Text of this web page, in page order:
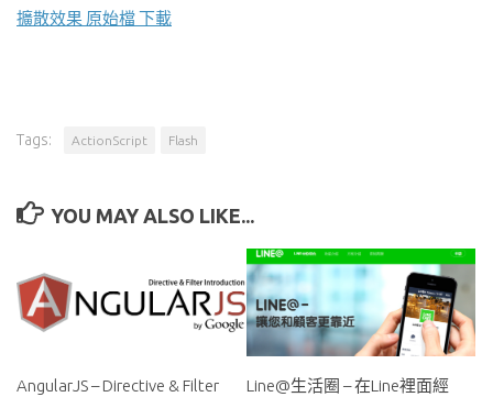
擴散效果 原始檔 下載
Tags: ActionScript Flash
YOU MAY ALSO LIKE...
AngularJS – Directive & Filter
Line@生活圈 – 在Line裡面經